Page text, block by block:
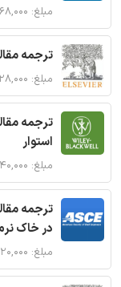
مبلغ: ۱۶۸,۰۰۰ تومان
ترجمه
مبلغ: ۱۲۸,۰۰۰ تومان
ترجمه
استوار
مبلغ: ۱۴۰,۰۰۰ تومان
ترجمه
در خاک
مبلغ: ۱۲۰,۰۰۰ تومان